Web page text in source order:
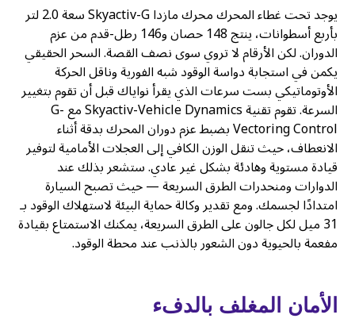
يوجد تحت غطاء المحرك محرك مازدا Skyactiv-G سعة 2.0 لتر
بأربع أسطوانات، ينتج 148 حصان و146 رطل-قدم من عزم
الدوران. لكن الأرقام لا تروي سوى نصف القصة. السحر الحقيقي
يكمن في استجابة دواسة الوقود شبه الفورية وناقل الحركة
الأوتوماتيكي بست سرعات الذي يقرأ نواياك قبل أن تقوم بتغيير
السرعة. تقوم تقنية Skyactiv-Vehicle Dynamics مع G-
Vectoring Control بضبط عزم دوران المحرك بدقة أثناء
الانعطاف، حيث تنقل الوزن الكافي إلى العجلات الأمامية لتوفير
قيادة مستوية وهادئة بشكل غير عادي. ستشعر بذلك عند
الدوارات ومنحدرات الطرق السريعة — حيث تصبح السيارة
امتدادًا لجسمك. ومع تقدير وكالة حماية البيئة لاستهلاك الوقود بـ
31 ميل لكل جالون على الطرق السريعة، يمكنك الاستمتاع بقيادة
مفعمة بالحيوية دون الشعور بالذنب عند محطة الوقود.
الأمان المغلف بالدفء